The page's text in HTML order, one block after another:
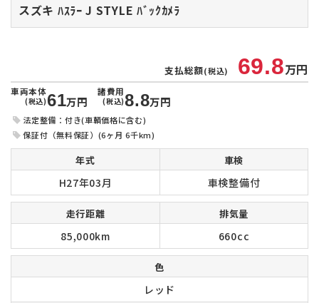
スズキ ﾊｽﾗｰJ STYLE ﾊﾞｯｸｶﾒﾗ
支払総額(税込) 69.8万円
車両本体
(税込)61万円
諸費用
(税込)8.8万円
法定整備：付き(車輌価格に含む)
保証付（無料保証）(6ヶ月 6千km)
年式 車検
H27年03月 車検整備付
走行距離 排気量
85,000km 660cc
色
レッド